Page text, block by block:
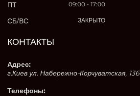
ПТ 09:00 - 17:00
СБ/ВС ЗАКРЫТО
КОНТАКТЫ
Адрес:
г.Киев ул. Набережно-Корчуватская, 136
Телефоны: